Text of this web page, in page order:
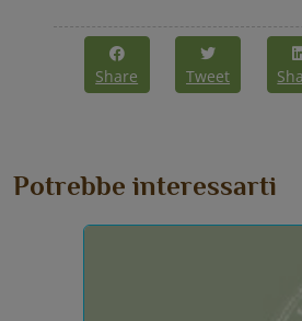
Share Tweet
Potrebbe interessarti